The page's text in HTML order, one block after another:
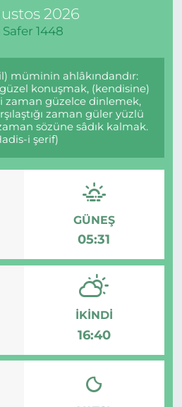
2026
1448
müminin ahlâkındandır:
konuşmak, (kendisine)
zaman güzelce dinlemek,
zaman güler yüzlü
sözüne sâdık kalmak.
i şerif)
GÜNEŞ
05:31
İKINDI
16:40